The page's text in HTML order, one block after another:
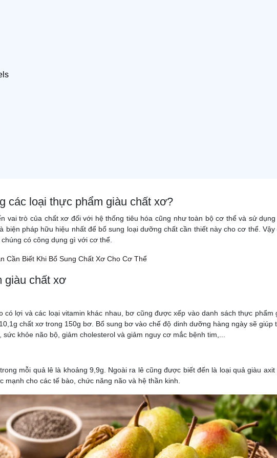
các loại thực phẩm giàu chất xơ?
vai trò của chất xơ đối với hệ thống tiêu hóa cũng như toàn bộ cơ thể và sử dụng
biện pháp hữu hiệu nhất để bổ sung loại dưỡng chất cần thiết này cho cơ thể. Vậy
có công dụng gì với cơ thể.
Cần Biết Khi Bổ Sung Chất Xơ Cho Cơ Thể
giàu chất xơ
có lợi và các loại vitamin khác nhau, bơ cũng được xếp vào danh sách thực phẩm
chất xơ trong 150g bơ. Bổ sung bơ vào chế độ dinh dưỡng hàng ngày sẽ giúp
khỏe não bộ, giảm cholesterol và giảm nguy cơ mắc bệnh tim,...
mỗi quả lê là khoảng 9,9g. Ngoài ra lê cũng được biết đến là loại quả giàu axit
mạnh cho các tế bào, chức năng não và hệ thần kinh.